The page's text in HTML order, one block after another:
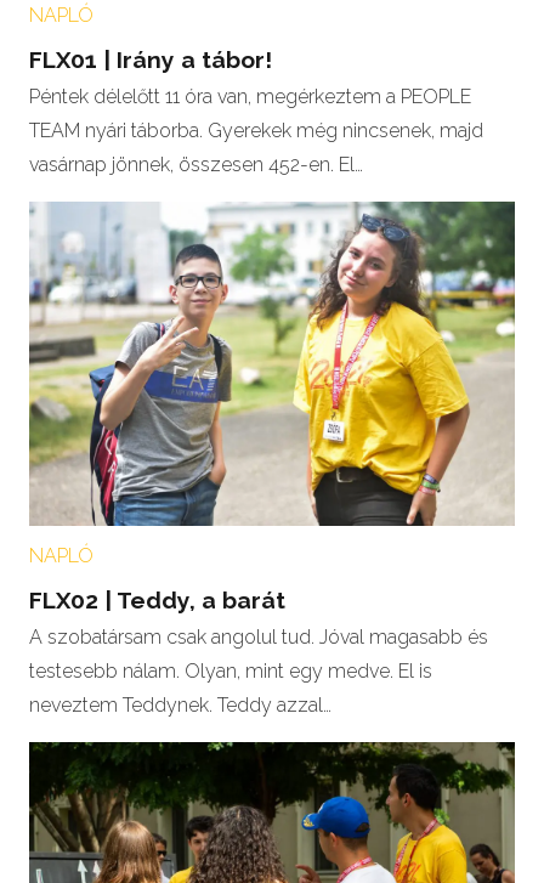
NAPLÓ
FLX01 | Irány a tábor!
Péntek délelőtt 11 óra van, megérkeztem a PEOPLE
TEAM nyári táborba. Gyerekek még nincsenek, majd
vasárnap jönnek, összesen 452-en. El…
NAPLÓ
FLX02 | Teddy, a barát
A szobatársam csak angolul tud. Jóval magasabb és
testesebb nálam. Olyan, mint egy medve. El is
neveztem Teddynek. Teddy azzal…